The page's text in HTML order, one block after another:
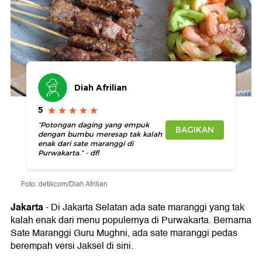
Diah Afrilian
5
“Potongan daging yang empuk
dengan bumbu meresap tak kalah
enak dari sate maranggi di
Purwakarta.” - dfl
BAGIKAN
Foto: detikcom/Diah Afrilian
Jakarta-Di Jakarta Selatan ada sate maranggi yang tak
kalah enak dari menu populernya di Purwakarta. Bernama
Sate Maranggi Guru Mughni, ada sate maranggi pedas
berempah versi Jaksel di sini.